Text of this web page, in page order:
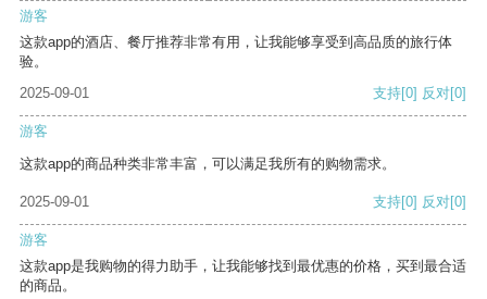
游客
这款app的酒店、餐厅推荐非常有用，让我能够享受到高品质的旅行体
验。
2025-09-01
支持[0] 反对[0]
游客
这款app的商品种类非常丰富，可以满足我所有的购物需求。
2025-09-01 支持[0] 反对[0]
游客
这款app是我购物的得力助手，让我能够找到最优惠的价格，买到最合适
的商品。